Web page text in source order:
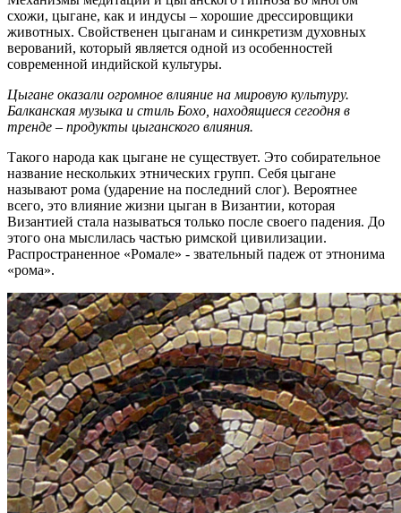
схожи, цыгане, как и индусы – хорошие дрессировщики
животных. Свойственен цыганам и синкретизм духовных
верований, который является одной из особенностей
современной индийской культуры.
Цыгане оказали огромное влияние на мировую культуру.
Балканская музыка и стиль Бохо, находящиеся сегодня в
тренде – продукты цыганского влияния.
Такого народа как цыгане не существует. Это собирательное
название нескольких этнических групп. Себя цыгане
называют рома (ударение на последний слог). Вероятнее
всего, это влияние жизни цыган в Византии, которая
Византией стала называться только после своего падения. До
этого она мыслилась частью римской цивилизации.
Распространенное «Ромале» - звательный падеж от этнонима
«рома».